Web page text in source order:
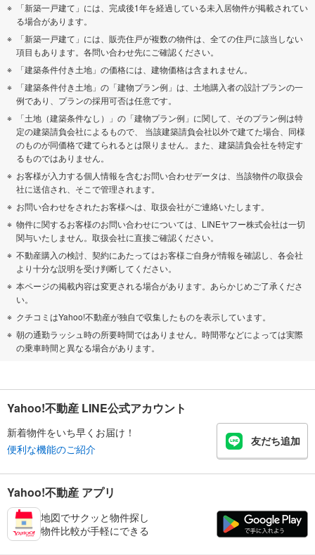
「新築一戸建て」には、完成後1年を経過している未入居物件が掲載されてい
る場合があります。
「新築一戸建て」には、販売住戸が複数の物件は、全ての住戸に該当しない
項目もあります。各問い合わせ先にご確認ください。
「建築条件付き土地」の価格には、建物価格は含まれません。
「建築条件付き土地」の「建物プラン例」は、土地購入者の設計プランの一
例であり、プランの採用可否は任意です。
「土地（建築条件なし）」の「建物プラン例」に関して、そのプラン例は特
定の建築請負会社によるもので、 当該建築請負会社以外で建てた場合、同様
のものが同価格で建てられるとは限りません。また、建築請負会社を特定す
るものではありません。
お客様が入力する個人情報を含むお問い合わせデータは、当該物件の取扱会
社に送信され、そこで管理されます。
お問い合わせをされたお客様へは、取扱会社がご連絡いたします。
物件に関するお客様のお問い合わせについては、LINEヤフー株式会社は一切
関与いたしません。取扱会社に直接ご確認ください。
不動産購入の検討、契約にあたってはお客様ご自身が情報を確認し、各会社
より十分な説明を受け判断してください。
本ページの掲載内容は変更される場合があります。あらかじめご了承くださ
い。
クチコミはYahoo!不動産が独自で収集したものを表示しています。
朝の通勤ラッシュ時の所要時間ではありません。時間帯などによっては実際
の乗車時間と異なる場合があります。
Yahoo!不動産 LINE公式アカウント
新着物件をいち早くお届け！
便利な機能のご紹介
友だち追加
Yahoo!不動産 アプリ
地図でサクッと物件探し
物件比較が手軽にできる